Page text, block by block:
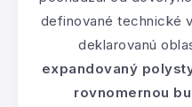
definované technické
deklarovanú
expandovaný
rovnomernou